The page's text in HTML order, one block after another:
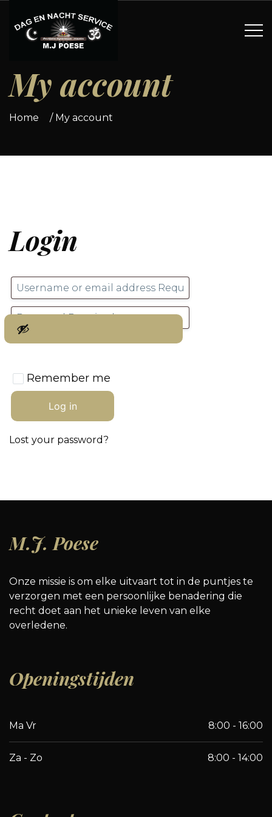
My account
Home / My account
Login
Remember me
Log in
Lost your password?
M.J. Poese
Onze missie is om elke uitvaart tot in de puntjes te
verzorgen met een persoonlijke benadering die
recht doet aan het unieke leven van elke
overledene.
Openingstijden
Ma Vr 8:00 - 16:00
Za - Zo 8:00 - 14:00